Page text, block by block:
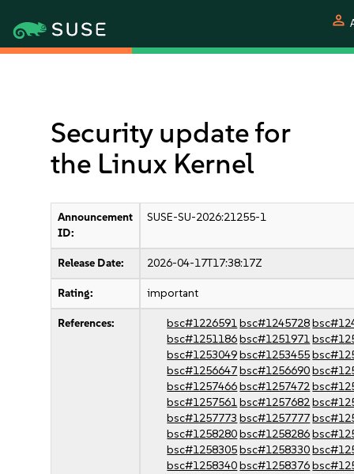
person
Security update for
the Linux Kernel
Announcement
ID:
SUSE-SU-2026:21255-1
Release Date: 2026-04-17T17:38:17Z
Rating: important
References: bsc#1226591bsc#1245728
bsc#1251186bsc#1251971
bsc#1253049bsc#1253455
bsc#1256647bsc#1256690
bsc#1257466bsc#1257472
bsc#1257561bsc#1257682
bsc#1257773 bsc#1257777
bsc#1258280bsc#1258286
bsc#1258305bsc#1258330
bsc#1258340bsc#1258376